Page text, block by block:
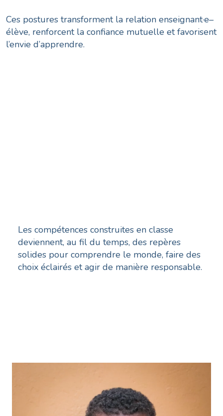
Ces postures transforment la relation enseignant·e–
élève, renforcent la confiance mutuelle et favorisent
l’envie d’apprendre.
Les compétences construites en classe
deviennent, au fil du temps, des repères
solides pour comprendre le monde, faire des
choix éclairés et agir de manière responsable.